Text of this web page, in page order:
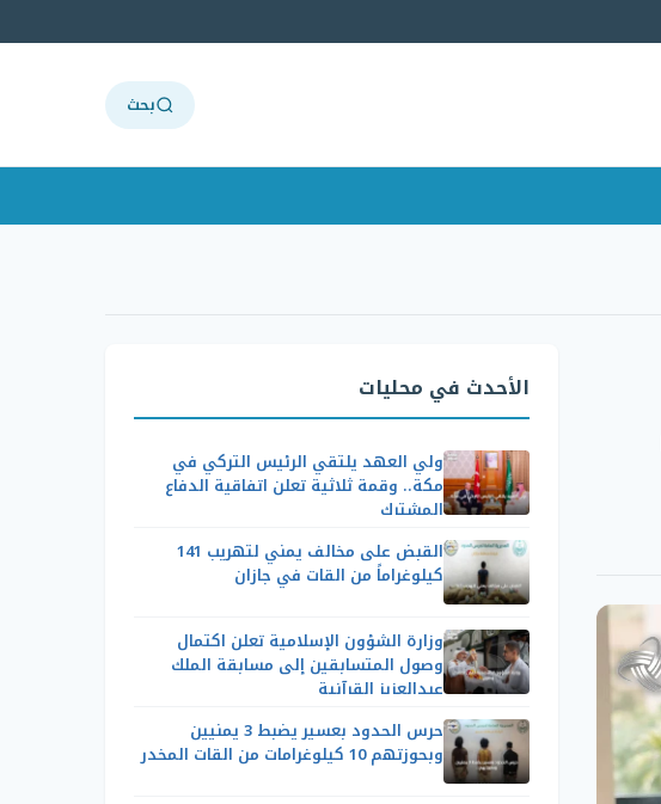
بحث
الأحدث في محليات
ولي العهد يلتقي الرئيس التركي في
مكة.. وقمة ثلاثية تعلن اتفاقية الدفاع
المشترك
القبض على مخالف يمني لتهريب 141
كيلوغراماً من القات في جازان
وزارة الشؤون الإسلامية تعلن اكتمال
وصول المتسابقين إلى مسابقة الملك
عبدالعزيز القرآنية
حرس الحدود بعسير يضبط 3 يمنيين
وبحوزتهم 10 كيلوغرامات من القات المخدر